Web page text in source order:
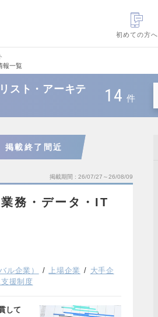
初めての方へ
報一覧
スト・アーキテ
14 件
掲載終了間近
掲載期間 26/07/27～26/08/09
務・データ・IT
ル企業） 上場企業
大手企
援制度
して